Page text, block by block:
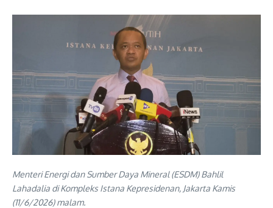
Menteri Energi dan Sumber Daya Mineral (ESDM) Bahlil
Lahadalia di Kompleks Istana Kepresidenan, Jakarta Kamis
(11/6/2026) malam.